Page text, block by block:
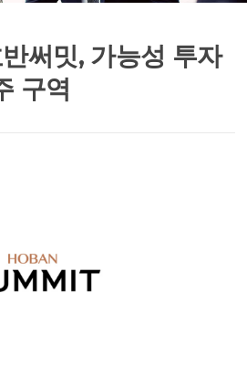
써밋, 가능성 투자
구역